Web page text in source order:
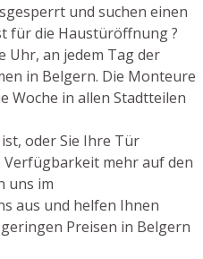
und suchen einen
für die Haustüröffnung ?
Uhr, an jedem Tag der
in Belgern. Die Monteure
Woche in allen Stadtteilen
oder Sie Ihre Tür
mehr auf den
uns im
aus und helfen Ihnen
Preisen in Belgern